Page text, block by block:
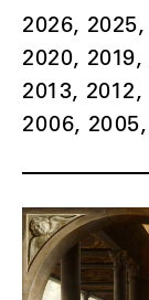
2026 2025
2020 2019
2013 2012
2006 2005